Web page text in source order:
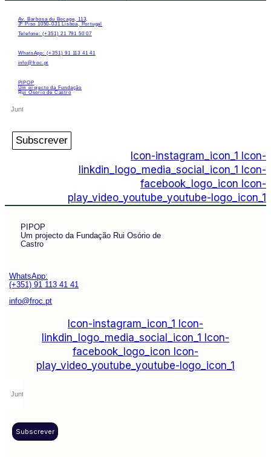
Av. Barbosa du Bocage, 113,
3º Piso 1050-031 Lisboa, Portugal
Telefone: (+351) 21 791 50 07
WhatsApp: (+351) 91 113 41 41
info@froc.pt
PIPOP
Um projecto da Fundação
Rui Osório de Castro
Subscrever
Icon-instagram_icon_1
Icon-
linkdin_logo_media_social_icon_1
Icon-
facebook_logo_icon Icon-
play_video_youtube_youtube-logo_icon_1
PIPOP
Um projecto da Fundação Rui Osório de
Castro
WhatsApp:
(+351) 91 113 41 41
info@froc.pt
Icon-instagram_icon_1
Icon-
linkdin_logo_media_social_icon_1
Icon-
facebook_logo_icon Icon-
play_video_youtube_youtube-logo_icon_1
Subscrever